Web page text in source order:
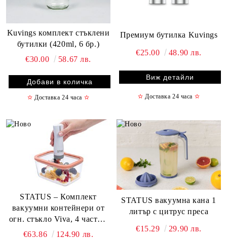
Kuvings комплект стъклени
бутилки (420ml, 6 бр.)
€30.00
58.67 лв.
✫ Доставка 24 часа ✫
Премиум бутилка Kuvings
€25.00 48.90 лв.
Виж детайли
✫ Доставка 24 часа ✫
STATUS – Комплект
вакуумни контейнери от
огн. стъкло Viva, 4 части -
0,5L+1,4L+2,6L+ Eл. помпа
€63.86 124.90 лв.
STATUS вакуумна кана 1
литър с цитрус преса
€15.29
29.90 лв.